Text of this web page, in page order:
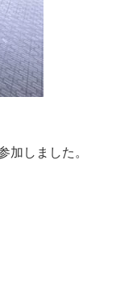
しました。